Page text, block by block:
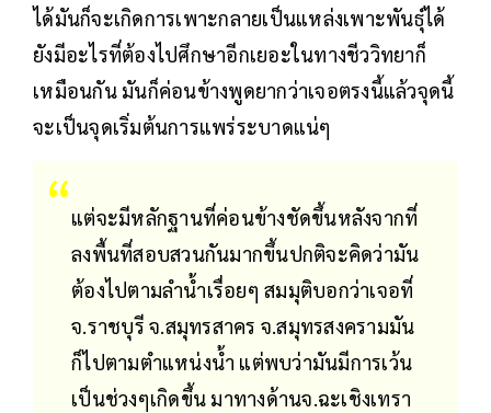
ได้มันก็จะเกิดการเพาะกลายเป็นแหล่งเพาะพันธุ์ได้
ยังมีอะไรที่ต้องไปศึกษาอีกเยอะในทางชีววิทยาก็
เหมือนกัน มันก็ค่อนข้างพูดยากว่าเจอตรงนี้แล้วจุดนี้
จะเป็นจุดเริ่มต้นการแพร่ระบาดแน่ๆ
แต่จะมีหลักฐานที่ค่อนข้างชัดขึ้นหลังจากที่
ลงพื้นที่สอบสวนกันมากขึ้นปกติจะคิดว่ามัน
ต้องไปตามลำน้ำเรื่อยๆ สมมุติบอกว่าเจอที่
จ.ราชบุรี จ.สมุทรสาคร จ.สมุทรสงครามมัน
ก็ไปตามตำแหน่งน้ำ แต่พบว่ามันมีการเว้น
เป็นช่วงๆเกิดขึ้น มาทางด้านจ.ฉะเชิงเทรา